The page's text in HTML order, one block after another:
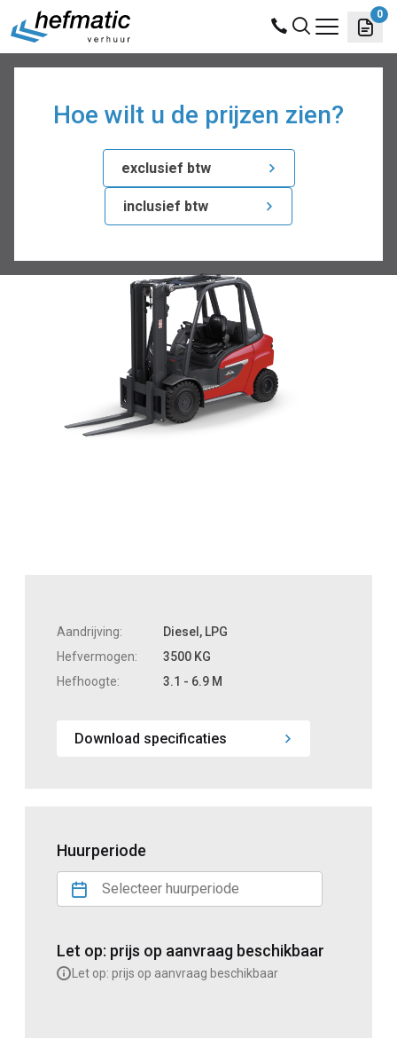
Hoe wilt u de prijzen zien?
exclusief btw
inclusief btw
0
Linde H35
Aandrijving:
Diesel, LPG
Hefvermogen:
3500 KG
Hefhoogte:
3.1 - 6.9 M
Download specificaties
Huurperiode
Let op: prijs op aanvraag beschikbaar
Let op: prijs op aanvraag beschikbaar